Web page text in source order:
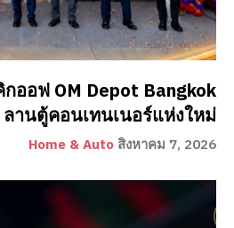
กออฟ OM Depot Bangkok
ลานตู้คอนเทนเนอร์แห่งใหม่
Home & Auto สิงหาคม 7, 2026